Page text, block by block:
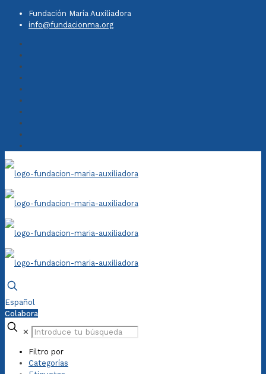
Fundación María Auxiliadora
info@fundacionma.org
Español
Colabora
✕
Filtro por
Categorías